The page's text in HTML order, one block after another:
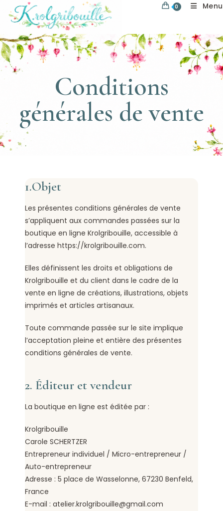
0 Menu
Conditions
générales de vente
1.Objet
Les présentes conditions générales de vente
s’appliquent aux commandes passées sur la
boutique en ligne Krolgribouille, accessible à
l’adresse https://krolgribouille.com.
Elles définissent les droits et obligations de
Krolgribouille et du client dans le cadre de la
vente en ligne de créations, illustrations, objets
imprimés et articles artisanaux.
Toute commande passée sur le site implique
l’acceptation pleine et entière des présentes
conditions générales de vente.
2. Éditeur et vendeur
La boutique en ligne est éditée par :
Krolgribouille
Carole SCHERTZER
Entrepreneur individuel / Micro-entrepreneur /
Auto-entrepreneur
Adresse : 5 place de Wasselonne, 67230 Benfeld,
France
E-mail : atelier.krolgribouille@gmail.com